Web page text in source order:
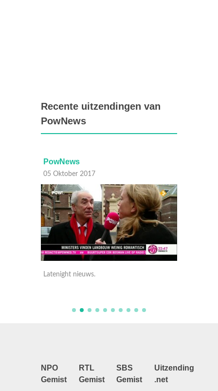
Recente uitzendingen van
PowNews
PowNews
05 Oktober 2017
Latenight nieuws.
NPO
Gemist
RTL
Gemist
SBS
Gemist
Uitzending
.net